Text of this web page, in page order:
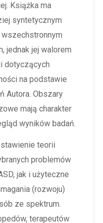
Książka ma
syntetycznym
jednak jej walorem
dotyczących
na podstawie
Autora. Obszary
mają charakter
wyników badań.
teorii
problemów
jak i użyteczne
(rozwoju)
ze spektrum.
terapeutów